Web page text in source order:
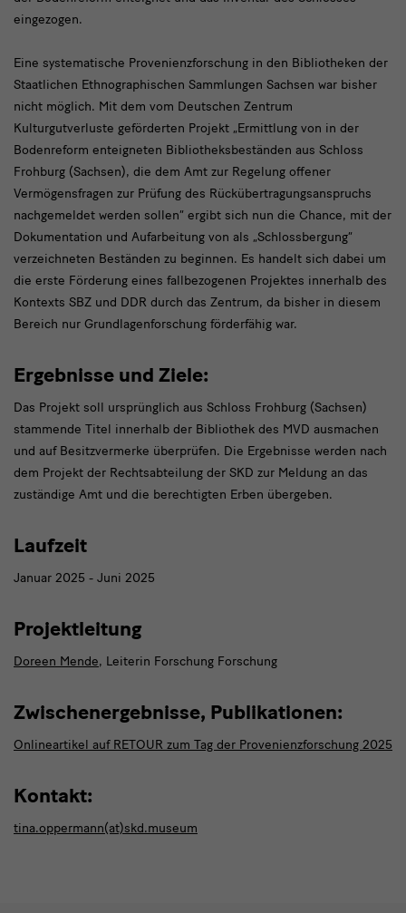
eingezogen.
Eine systematische Provenienzforschung in den Bibliotheken der
Staatlichen Ethnographischen Sammlungen Sachsen war bisher
nicht möglich. Mit dem vom Deutschen Zentrum
Kulturgutverluste geförderten Projekt „Ermittlung von in der
Bodenreform enteigneten Bibliotheksbeständen aus Schloss
Frohburg (Sachsen), die dem Amt zur Regelung offener
Vermögensfragen zur Prüfung des Rückübertragungsanspruchs
nachgemeldet werden sollen“ ergibt sich nun die Chance, mit der
Dokumentation und Aufarbeitung von als „Schlossbergung“
verzeichneten Beständen zu beginnen. Es handelt sich dabei um
die erste Förderung eines fallbezogenen Projektes innerhalb des
Kontexts SBZ und DDR durch das Zentrum, da bisher in diesem
Bereich nur Grundlagenforschung förderfähig war.
Ergebnisse und Ziele:
Das Projekt soll ursprünglich aus Schloss Frohburg (Sachsen)
stammende Titel innerhalb der Bibliothek des MVD ausmachen
und auf Besitzvermerke überprüfen. Die Ergebnisse werden nach
dem Projekt der Rechtsabteilung der SKD zur Meldung an das
zuständige Amt und die berechtigten Erben übergeben.
Laufzeit
Januar 2025 - Juni 2025
Projektleitung
Doreen Mende, Leiterin Forschung Forschung
Zwischenergebnisse, Publikationen:
Onlineartikel auf RETOUR zum Tag der Provenienzforschung 2025
Kontakt:
tina.oppermann(at)skd.museum